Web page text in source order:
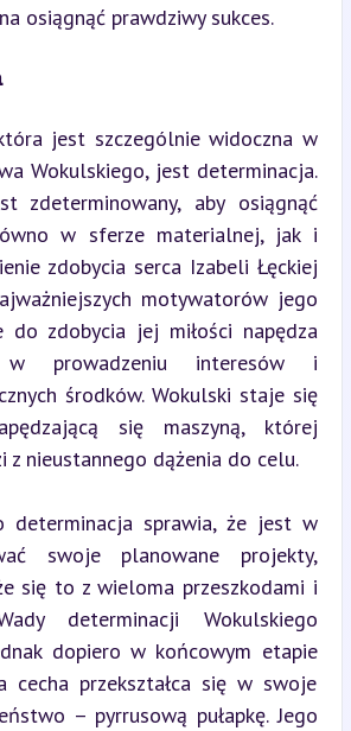
osiągnąć prawdziwy sukces.
jest szczególnie widoczna w
Wokulskiego, jest determinacja.
zdeterminowany, aby osiągnąć
w sferze materialnej, jak i
zdobycia serca Izabeli Łęckiej
motywatorów jego
do zdobycia jej miłości napędza
prowadzeniu interesów i
środków. Wokulski staje się
się maszyną, której
z nieustannego dążenia do celu.
determinacja sprawia, że jest w
swoje planowane projekty,
się to z wieloma przeszkodami i
determinacji Wokulskiego
dopiero w końcowym etapie
cecha przekształca się w swoje
– pyrrusową pułapkę. Jego